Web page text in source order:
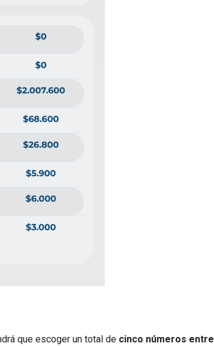
que escoger un total de cinco números entre